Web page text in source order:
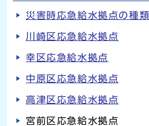
災害時応急給水拠点の種類
川崎区応急給水拠点
幸区応急給水拠点
中原区応急給水拠点
高津区応急給水拠点
宮前区応急給水拠点